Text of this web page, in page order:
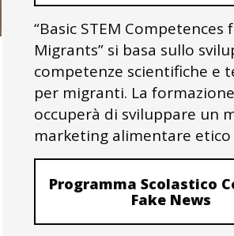
“Basic STEM Competences
Migrants” si basa sullo
competenze scientifiche e
per migranti. La
occuperà di sviluppare un
marketing alimentare etico
Programma Scolastico
Fake News